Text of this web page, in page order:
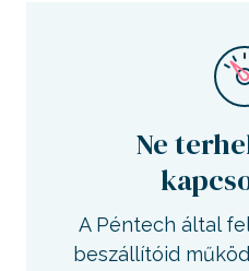
Ne
A Péntech által
beszállítóid